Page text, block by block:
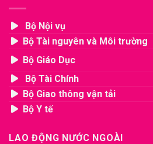
Bộ Nội vụ
Bộ Tài nguyên và Môi trường
Bộ Giáo Dục
Bộ Tài Chính
Bộ Giao thông vận tải
Bộ Y tế
LAO ĐỘNG NƯỚC NGOÀI